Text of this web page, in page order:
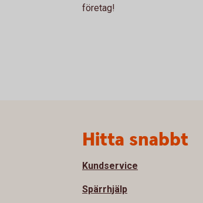
företag!
Hitta snabbt
Kundservice
Spärrhjälp